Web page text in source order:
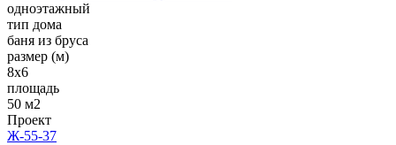
одноэтажный
тип дома
баня из бруса
размер (м)
8х6
площадь
50 м2
Проект
Ж-55-37